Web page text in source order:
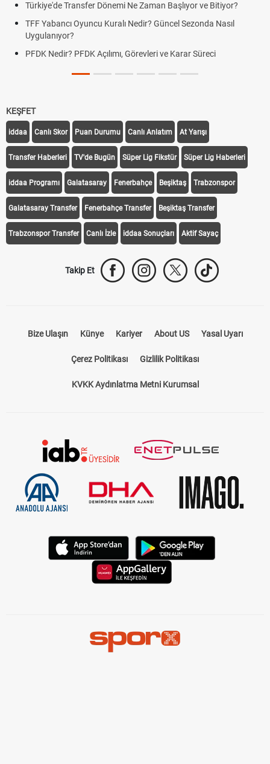
Transfer Dönemi Ne Zaman Başlıyor ve Bitiyor?
Oyuncu Kuralı Nedir? Güncel Sezonda Nasıl
Nedir? PFDK Açılımı, Görevleri ve Karar Süreci
KEŞFET
iddaa Canlı Skor Puan Durumu Canlı Anlatım At Yarışı
Transfer Haberleri TV'de Bugün Süper Lig Fikstür Süper Lig Haberleri
iddaa Programı Galatasaray Fenerbahçe Beşiktaş Trabzonspor
Galatasaray Transfer Fenerbahçe Transfer Beşiktaş Transfer
Trabzonspor Transfer Canlı İzle iddaa Sonuçları Aktif Sayaç